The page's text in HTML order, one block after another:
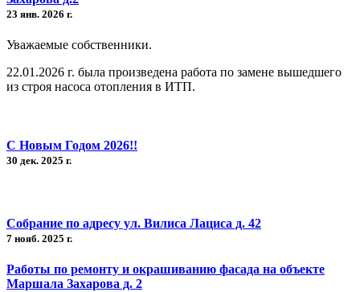
23 янв. 2026 г.
Уважаемые собственники.
22.01.2026 г. была произведена работа по замене вышедшего
из строя насоса отопления в ИТП.
С Новым Годом 2026!!
30 дек. 2025 г.
Собрание по адресу ул. Вилиса Лациса д. 42
7 нояб. 2025 г.
Работы по ремонту и окрашиванию фасада на объекте
Маршала Захарова д. 2